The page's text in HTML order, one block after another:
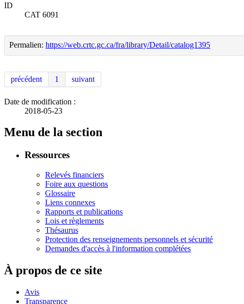
ID
CAT 6091
Permalien: https://web.crtc.gc.ca/fra/library/Detail/catalog1395
précédent 1 suivant
Date de modification :
2018-05-23
Menu de la section
Ressources
Relevés financiers
Foire aux questions
Glossaire
Liens connexes
Rapports et publications
Lois et règlements
Thésaurus
Protection des renseignements personnels et sécurité
Demandes d'accès à l'information complétées
À propos de ce site
Avis
Transparence